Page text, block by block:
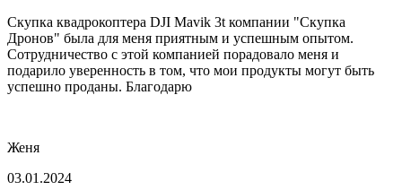
Скупка квадрокоптера DJI Mavik 3t компании "Скупка
Дронов" была для меня приятным и успешным опытом.
Сотрудничество с этой компанией порадовало меня и
подарило уверенность в том, что мои продукты могут быть
успешно проданы. Благодарю
Женя
03.01.2024